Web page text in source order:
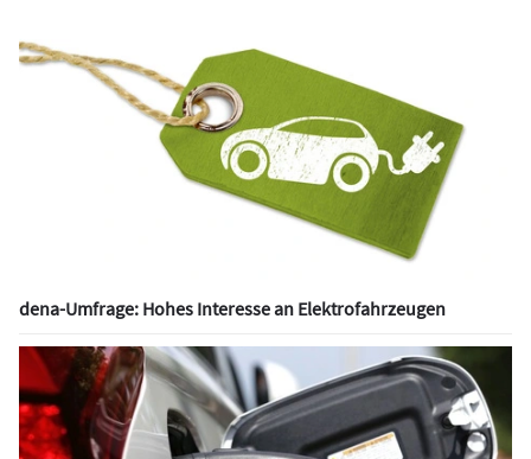
dena-Umfrage: Hohes Interesse an Elektrofahrzeugen